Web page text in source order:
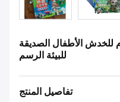
الأطفال الصديقة
للبيئة الرسم
تفاصيل المنتج